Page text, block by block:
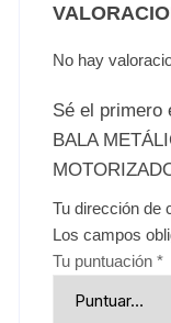
No hay
Sé el primero
BALA
Tu dirección de
Los campos
Tu puntuación*